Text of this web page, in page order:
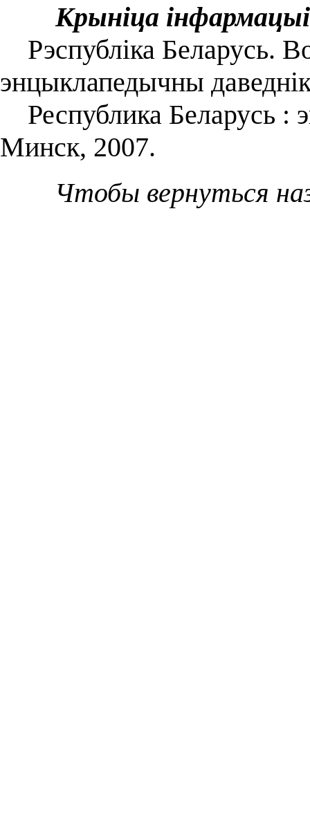
Крыніца інфармацыі
Рэспубліка Беларусь.
энцыклапедычны
Республика Беларусь :
Минск, 2007.
Чтобы вернуться